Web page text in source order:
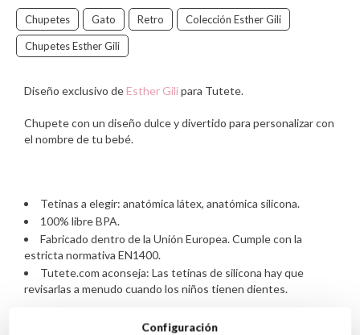
Chupetes Gato Retro Colección Esther Gili
Chupetes Esther Gili
Diseño exclusivo de Esther Gilipara Tutete.
Chupete con un diseño dulce y divertido para personalizar con
el nombre de tu bebé.
Tetinas a elegir: anatómica látex, anatómica silicona.
100% libre BPA.
Fabricado dentro de la Unión Europea. Cumple con la
estricta normativa EN1400.
Tutete.com aconseja: Las tetinas de silicona hay que
revisarlas a menudo cuando los niños tienen dientes.
Configuración